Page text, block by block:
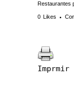
Restaurantes
0 Likes